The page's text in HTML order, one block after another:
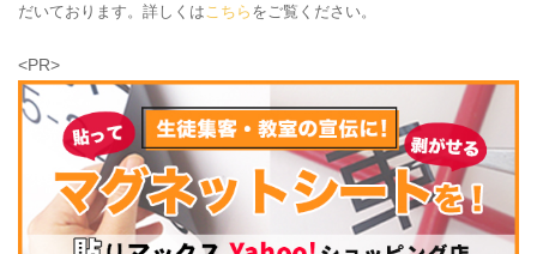
だいております。詳しくは こちら をご覧ください。
<PR>